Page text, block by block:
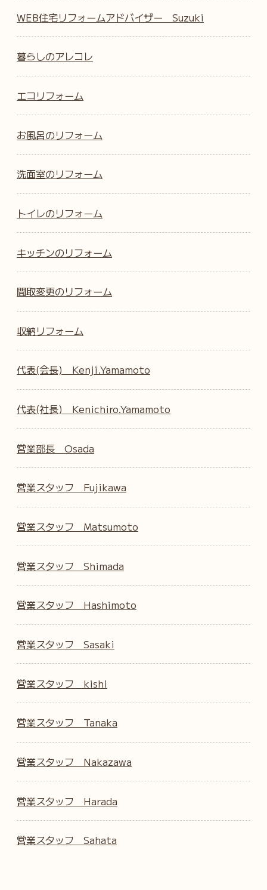
WEB住宅リフォームアドバイザー Suzuki
暮らしのアレコレ
エコリフォーム
お風呂のリフォーム
洗面室のリフォーム
トイレのリフォーム
キッチンのリフォーム
間取変更のリフォーム
収納リフォーム
代表(会長) Kenji.Yamamoto
代表(社長) Kenichiro.Yamamoto
営業部長 Osada
営業スタッフ Fujikawa
営業スタッフ Matsumoto
営業スタッフ Shimada
営業スタッフ Hashimoto
営業スタッフ Sasaki
営業スタッフ kishi
営業スタッフ Tanaka
営業スタッフ Nakazawa
営業スタッフ Harada
営業スタッフ Sahata